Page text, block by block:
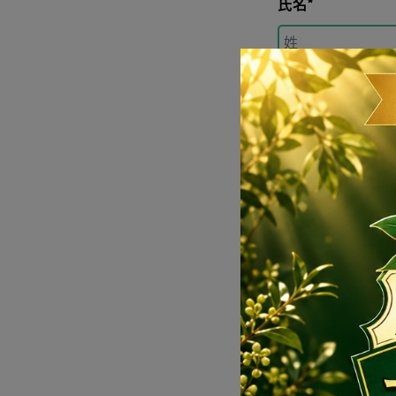
氏名（フリガナ
お電話番号*
メールアドレス*
メールアドレス